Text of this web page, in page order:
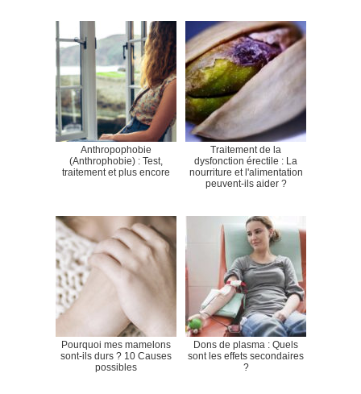
Anthropophobie
(Anthrophobie) : Test,
traitement et plus encore
Traitement de la
dysfonction érectile : La
nourriture et l'alimentation
peuvent-ils aider ?
Pourquoi mes mamelons
sont-ils durs ? 10 Causes
possibles
Dons de plasma : Quels
sont les effets secondaires
?